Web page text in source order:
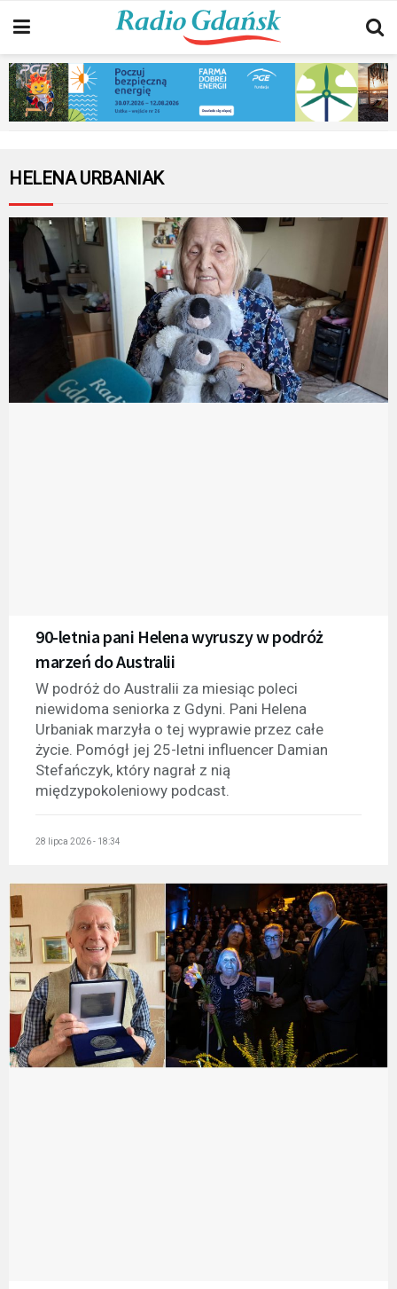
HELENA URBANIAK
90-letnia pani Helena wyruszy w podróż
marzeń do Australii
W podróż do Australii za miesiąc poleci
niewidoma seniorka z Gdyni. Pani Helena
Urbaniak marzyła o tej wyprawie przez całe
życie. Pomógł jej 25-letni influencer Damian
Stefańczyk, który nagrał z nią
międzypokoleniowy podcast.
28 lipca 2026 - 18:34